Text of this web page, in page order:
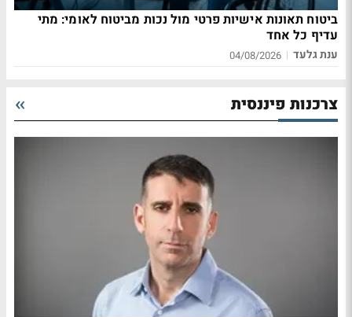
ביטוח תאונות אישיות פרטי מול נכות מביטוח לאומי: מתי
עדיף כל אחד
ענת גלעד |
04/08/2026
צרכנות פיננסית